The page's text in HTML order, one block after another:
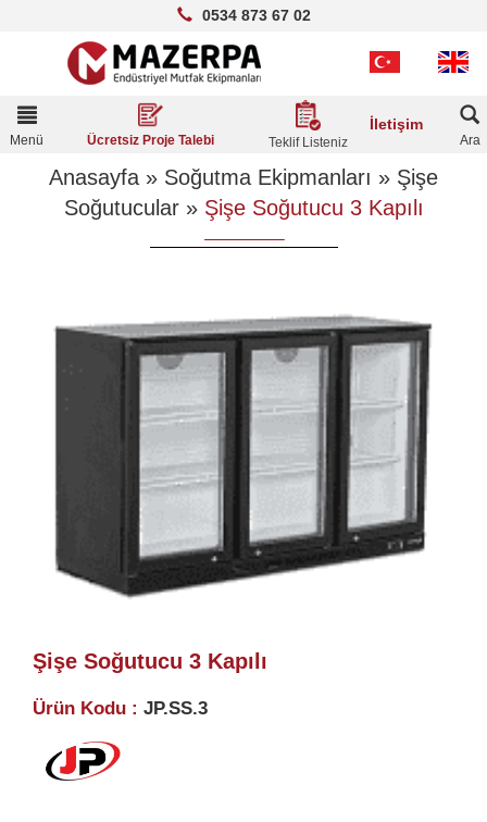
0534 873 67 02
Toggle
navigation
Menü Ücretsiz Proje Talebi Teklif Listeniz
İletişim
Ara
Anasayfa » Soğutma Ekipmanları » Şişe
Soğutucular» Şişe Soğutucu 3 Kapılı
Şişe Soğutucu 3 Kapılı
Ürün Kodu : JP.SS.3